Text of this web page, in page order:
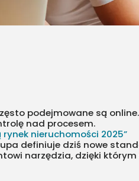
podejmowane są
nad procesem.
nieruchomości 2025”
definiuje dziś nowe
narzędzia, dzięki